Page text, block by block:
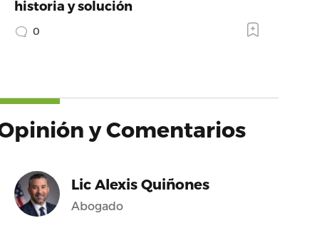
historia y solución
0
y Comentarios
Lic Alexis Quiñones
Abogado